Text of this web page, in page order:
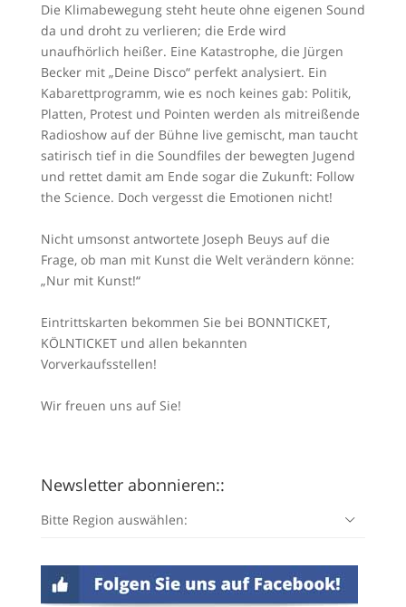
Die Klimabewegung steht heute ohne eigenen Sound
da und droht zu verlieren; die Erde wird
unaufhörlich heißer. Eine Katastrophe, die Jürgen
Becker mit „Deine Disco“ perfekt analysiert. Ein
Kabarettprogramm, wie es noch keines gab: Politik,
Platten, Protest und Pointen werden als mitreißende
Radioshow auf der Bühne live gemischt, man taucht
satirisch tief in die Soundfiles der bewegten Jugend
und rettet damit am Ende sogar die Zukunft: Follow
the Science. Doch vergesst die Emotionen nicht!
Nicht umsonst antwortete Joseph Beuys auf die
Frage, ob man mit Kunst die Welt verändern könne:
„Nur mit Kunst!“
Eintrittskarten bekommen Sie bei BONNTICKET,
KÖLNTICKET und allen bekannten
Vorverkaufsstellen!
Wir freuen uns auf Sie!
Newsletter abonnieren::
Bitte Region auswählen: